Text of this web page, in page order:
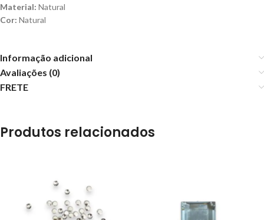
Material: Natural
Cor: Natural
Informação adicional
Avaliações (0)
FRETE
Produtos relacionados